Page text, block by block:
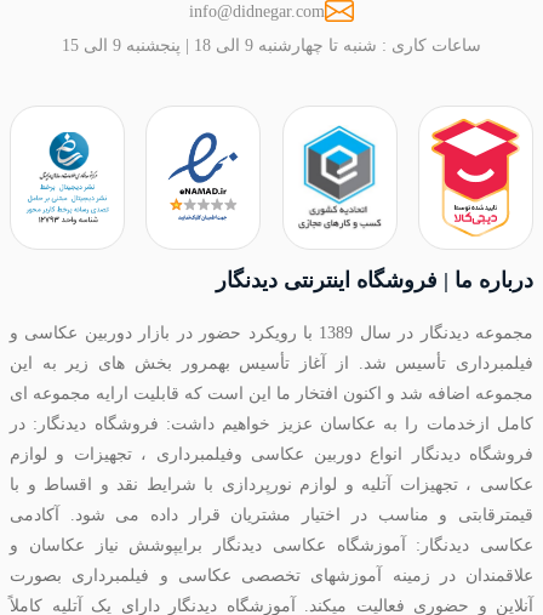
info@didnegar.com
ساعات کاری : شنبه تا چهارشنبه 9 الی 18 | پنجشنبه 9 الی 15
درباره ما | فروشگاه اینترنتی دیدنگار
مجموعه دیدنگار در سال 1389 با رویکرد حضور در بازار دوربین عکاسی و
فیلمبرداری تأسیس شد. از آغاز تأسیس بهمرور بخش های زیر به این
مجموعه اضافه شد و اکنون افتخار ما این است که قابلیت ارایه مجموعه ای
کامل ازخدمات را به عکاسان عزیز خواهیم داشت: فروشگاه دیدنگار: در
فروشگاه دیدنگار انواع دوربین عکاسی وفیلمبرداری ، تجهیزات و لوازم
عکاسی ، تجهیزات آتلیه و لوازم نورپردازی با شرایط نقد و اقساط و با
قیمترقابتی و مناسب در اختیار مشتریان قرار داده می شود. آکادمی
عکاسی دیدنگار: آموزشگاه عکاسی دیدنگار برایپوشش نیاز عکاسان و
علاقمندان در زمینه آموزشهای تخصصی عکاسی و فیلمبرداری بصورت
آنلاین و حضوری فعالیت میکند. آموزشگاه دیدنگار دارای یک آتلیه کاملاً